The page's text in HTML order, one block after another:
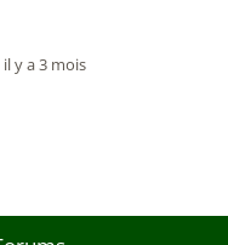
il y a 3 mois